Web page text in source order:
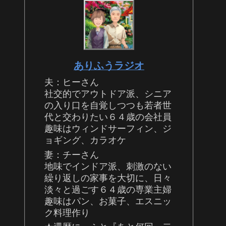
ありふうラジオ
夫：ヒーさん
社交的でアウトドア派、シニア
の入り口を自覚しつつも若者世
代と交わりたい６４歳の会社員
趣味はウィンドサーフィン、ジ
ョギング、カラオケ
妻：チーさん
地味でインドア派、刺激のない
繰り返しの家事を大切に、日々
淡々と過ごす６４歳の専業主婦
趣味はパン、お菓子、エスニッ
ク料理作り